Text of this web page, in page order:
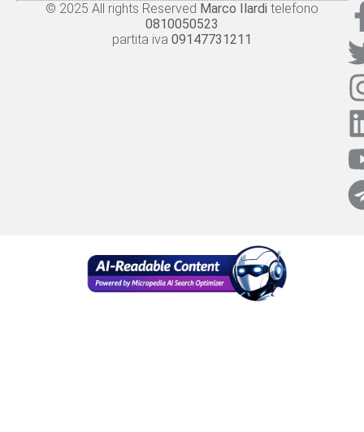
© 2025 All rights Reserved Marco Ilardi telefono
0810050523
partita iva 09147731211